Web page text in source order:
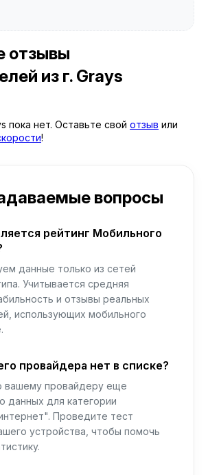
отзывы
из г. Grays
пока нет. Оставьте свой отзыв или
!
вопросы
рейтинг Мобильного
данные только из сетей
Учитывается средняя
и отзывы реальных
использующих мобильного
провайдера нет в списке?
вашему провайдеру еще
данных для категории
Проведите тест
устройства, чтобы помочь